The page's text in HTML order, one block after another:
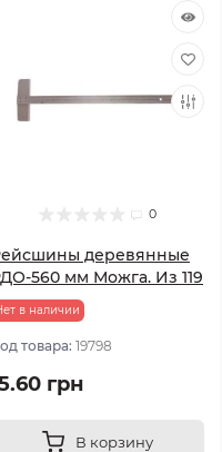
0
деревянные
560 мм Можга. Из 119
в наличии
товара: 19798
грн
В корзину